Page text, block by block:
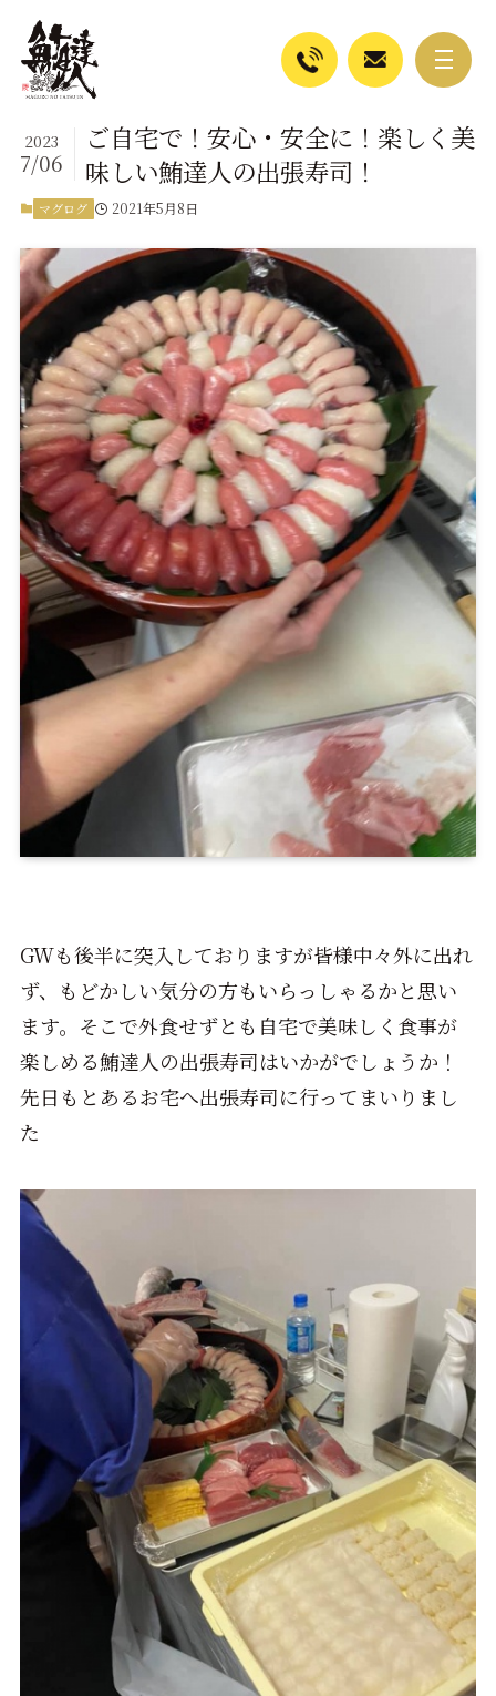
ご自宅で！安心・安全に！楽しく美
味しい鮪達人の出張寿司！
2023
7/06
マグログ 2021年5月8日
GWも後半に突入しておりますが皆様中々外に出れ
ず、もどかしい気分の方もいらっしゃるかと思い
ます。そこで外食せずとも自宅で美味しく食事が
楽しめる鮪達人の出張寿司はいかがでしょうか！
先日もとあるお宅へ出張寿司に行ってまいりまし
た